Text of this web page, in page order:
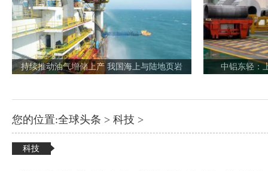
持续推动油气增储上产 我国海上与陆地页岩 中铝东轻：
您的位置:全球头条 > 科技 >
科技